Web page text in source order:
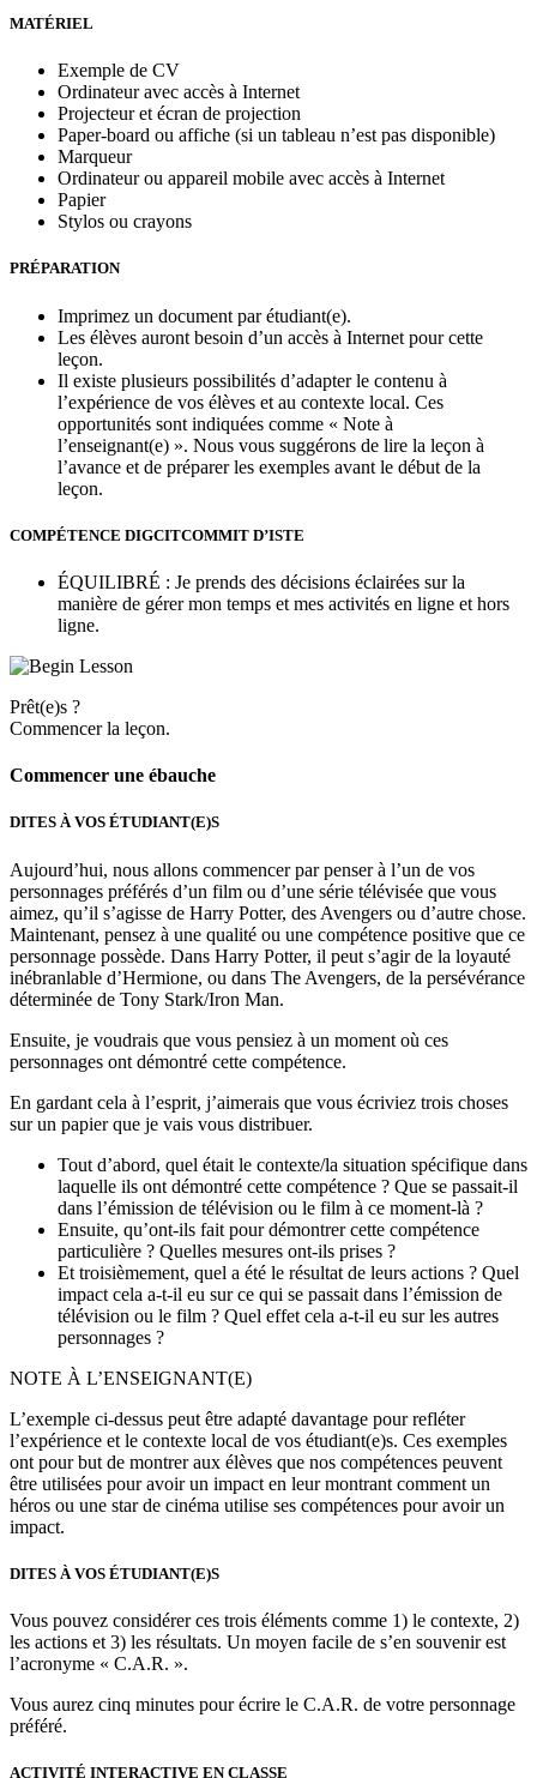
MATÉRIEL
Exemple de CV
Ordinateur avec accès à Internet
Projecteur et écran de projection
Paper-board ou affiche (si un tableau n’est pas disponible)
Marqueur
Ordinateur ou appareil mobile avec accès à Internet
Papier
Stylos ou crayons
PRÉPARATION
Imprimez un document par étudiant(e).
Les élèves auront besoin d’un accès à Internet pour cette
leçon.
Il existe plusieurs possibilités d’adapter le contenu à
l’expérience de vos élèves et au contexte local. Ces
opportunités sont indiquées comme « Note à
l’enseignant(e) ». Nous vous suggérons de lire la leçon à
l’avance et de préparer les exemples avant le début de la
leçon.
COMPÉTENCE DIGCITCOMMIT D’ISTE
ÉQUILIBRÉ : Je prends des décisions éclairées sur la
manière de gérer mon temps et mes activités en ligne et hors
ligne.
Prêt(e)s ?
Commencer la leçon.
Commencer une ébauche
DITES À VOS ÉTUDIANT(E)S
Aujourd’hui, nous allons commencer par penser à l’un de vos
personnages préférés d’un film ou d’une série télévisée que vous
aimez, qu’il s’agisse de Harry Potter, des Avengers ou d’autre chose.
Maintenant, pensez à une qualité ou une compétence positive que ce
personnage possède. Dans Harry Potter, il peut s’agir de la loyauté
inébranlable d’Hermione, ou dans The Avengers, de la persévérance
déterminée de Tony Stark/Iron Man.
Ensuite, je voudrais que vous pensiez à un moment où ces
personnages ont démontré cette compétence.
En gardant cela à l’esprit, j’aimerais que vous écriviez trois choses
sur un papier que je vais vous distribuer.
Tout d’abord, quel était le contexte/la situation spécifique dans
laquelle ils ont démontré cette compétence ? Que se passait-il
dans l’émission de télévision ou le film à ce moment-là ?
Ensuite, qu’ont-ils fait pour démontrer cette compétence
particulière ? Quelles mesures ont-ils prises ?
Et troisièmement, quel a été le résultat de leurs actions ? Quel
impact cela a-t-il eu sur ce qui se passait dans l’émission de
télévision ou le film ? Quel effet cela a-t-il eu sur les autres
personnages ?
NOTE À L’ENSEIGNANT(E)
L’exemple ci-dessus peut être adapté davantage pour refléter
l’expérience et le contexte local de vos étudiant(e)s. Ces exemples
ont pour but de montrer aux élèves que nos compétences peuvent
être utilisées pour avoir un impact en leur montrant comment un
héros ou une star de cinéma utilise ses compétences pour avoir un
impact.
DITES À VOS ÉTUDIANT(E)S
Vous pouvez considérer ces trois éléments comme 1) le contexte, 2)
les actions et 3) les résultats. Un moyen facile de s’en souvenir est
l’acronyme « C.A.R. ».
Vous aurez cinq minutes pour écrire le C.A.R. de votre personnage
préféré.
ACTIVITÉ INTERACTIVE EN CLASSE